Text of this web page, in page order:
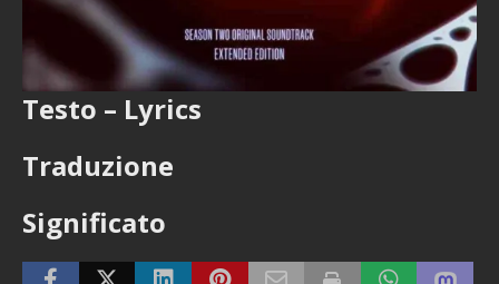
Testo – Lyrics
Traduzione
Significato